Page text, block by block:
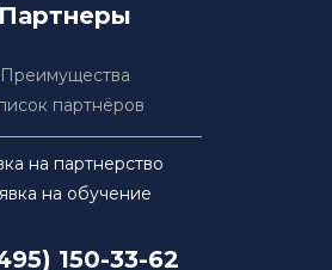
Партнеры
Преимущества
партнёров
на партнерство
на обучение
150-33-62